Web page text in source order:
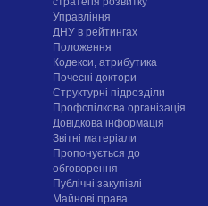
Управління
ДНУ в рейтингах
Положення
Кодекси, атрибутика
Почесні доктори
Структурні підрозділи
Профспілкова організація
Довідкова інформація
Звітні матеріали
Пропонується до
обговорення
Публічні закупівлі
Майнові права